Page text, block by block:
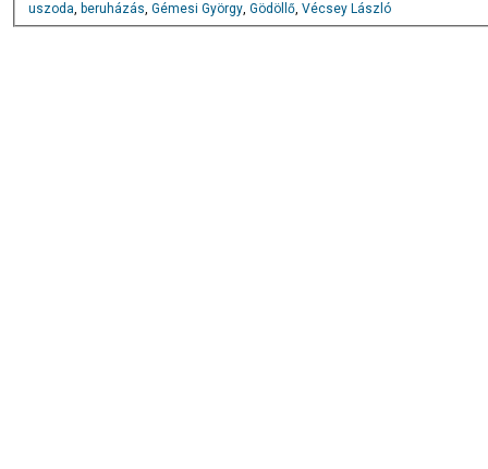
uszoda, beruházás, Gémesi György, Gödöllő, Vécsey László